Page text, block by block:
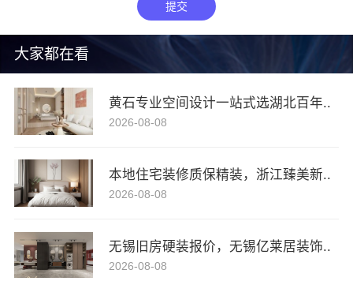
大家都在看
黄石专业空间设计一站式选湖北百年..
2026-08-08
本地住宅装修质保精装，浙江臻美新..
2026-08-08
无锡旧房硬装报价，无锡亿莱居装饰..
2026-08-08
提交